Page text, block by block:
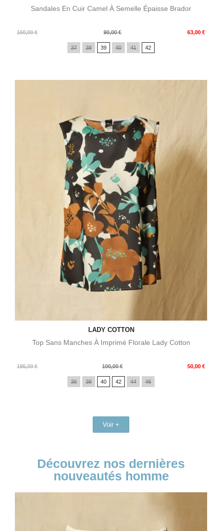
Sandales En Cuir Camel À Semelle Épaisse Brador
160,00 €
Prix
90,00 € 63,00 €
Prix
37 38 39 40 41 42
LADY COTTON
Top Sans Manches À Imprimé Florale Lady Cotton
195,00 €
Prix
100,00 € 50,00 €
Prix
36 38 40 42 44 46
Voir +
Découvrez nos dernières
nouveautés homme